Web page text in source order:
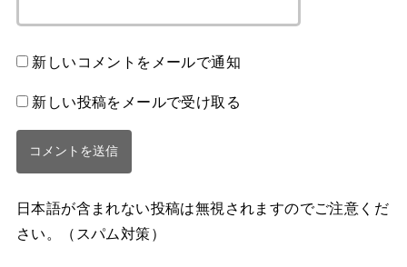
新しいコメントをメールで通知
新しい投稿をメールで受け取る
日本語が含まれない投稿は無視されますのでご注意くだ
さい。（スパム対策）